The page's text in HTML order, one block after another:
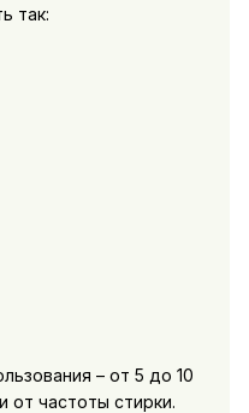
так:
– от 5 до 10
от частоты стирки.